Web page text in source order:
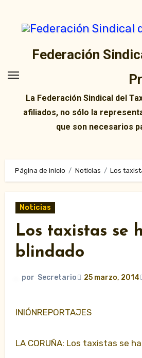
contenido
Federación
La Federación Sindical del
afiliados, no sólo la
que son necesarios
Página de inicio Noticias Los
Noticias
Los taxistas se
blindado
por Secretario 25 marzo, 2014
INIÓNREPORTAJES
LA CORUÑA: Los taxistas se